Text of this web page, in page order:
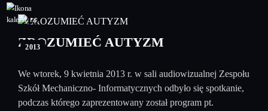
12
2013
ZROZUMIEĆ AUTYZM
We wtorek, 9 kwietnia 2013 r. w sali audiowizualnej Zespołu
Szkół Mechaniczno- Informatycznych odbyło się spotkanie,
podczas którego zaprezentowany został program pt.